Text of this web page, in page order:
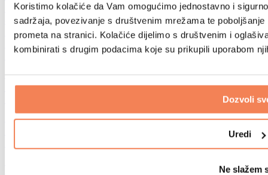
Koristimo kolačiće da Vam omogućimo jednostavno i
sadržaja, povezivanje s društvenim mrežama te
prometa na stranici. Kolačiće dijelimo s društvenim i
kombinirati s drugim podacima koje su prikupili uporabom
Dozvoli
Uredi
Ne slažem
Biciklizam
Joga i pilates
Kupanje hladnom vodom
Plivanje
Planinarenje
Biohacking
Terapija crvenim svjetlom
Eko kućanstvo